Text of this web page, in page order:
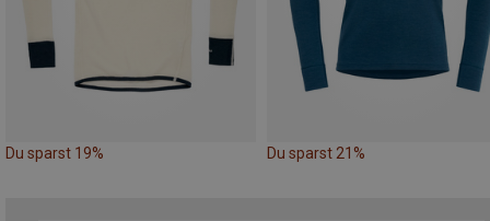
Du sparst 19% Du sparst 21%